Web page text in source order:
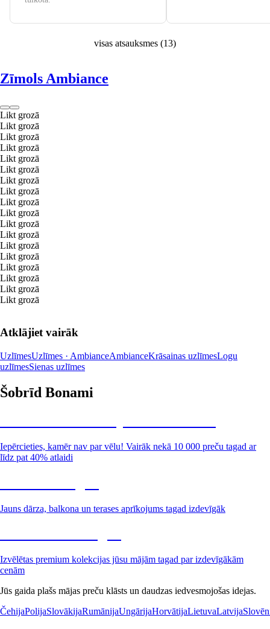
visas atsauksmes (13)
Zīmols Ambiance
Likt grozā
Likt grozā
Likt grozā
Likt grozā
Likt grozā
Likt grozā
Likt grozā
Likt grozā
Likt grozā
Likt grozā
Likt grozā
Likt grozā
Likt grozā
Likt grozā
Likt grozā
Likt grozā
Likt grozā
Likt grozā
Atklājiet vairāk
UzlīmesUzlīmes · AmbianceAmbianceKrāsainas uzlīmesLogu
uzlīmesSienas uzlīmes
Šobrīd Bonami
Iepērcieties, kamēr nav par vēlu! Vairāk nekā 10 000 preču tagad ar
līdz pat 40% atlaidi
Jauns dārza, balkona un terases aprīkojums tagad izdevīgāk
Izvēlētas premium kolekcijas jūsu mājām tagad par izdevīgākām
cenām
Jūs gaida plašs mājas preču klāsts un daudzas iedvesmojošas idejas.
ČehijaPolijaSlovākijaRumānijaUngārijaHorvātijaLietuvaLatvija